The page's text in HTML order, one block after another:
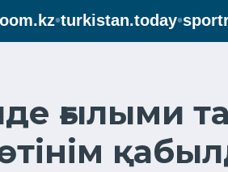
•turkistan.today•
ғылыми